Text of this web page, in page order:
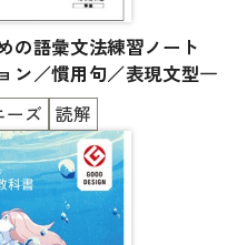
の語彙文法練習ノート
ン／慣用句／表現文型―
ーズ 読解